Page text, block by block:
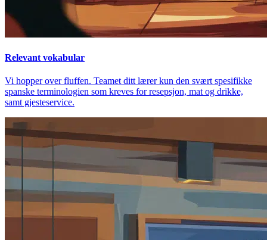
Relevant vokabular
Vi hopper over fluffen. Teamet ditt lærer kun den svært spesifikke
spanske terminologien som kreves for resepsjon, mat og drikke,
samt gjesteservice.